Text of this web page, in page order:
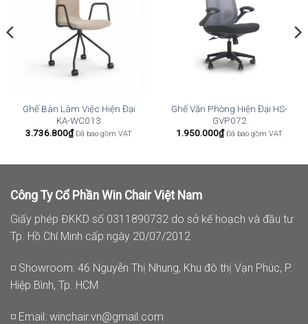
Ghế Bàn Làm Việc Hiện Đại
KA-WC013
3.736.800₫ Đã bao gồm VAT
Ghế Văn Phòng Hiện Đại HS-
GVP072
1.950.000₫ Đã bao gồm VAT
Công Ty Cổ Phần Win Chair Việt Nam
Giấy phép ĐKKD số 0311890732 do sở kế hoạch và đầu tư
Tp. Hồ Chí Minh cấp ngày 20/07/2012
◽ Showroom: 46 Nguyễn Thị Nhung, Khu đô thị Vạn Phúc, P.
Hiệp Bình, Tp. HCM
◽ Email: winchair.vn@gmail.com